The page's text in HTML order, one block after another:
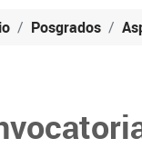
Posgrados